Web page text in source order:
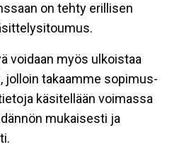
on tehty erillisen
voidaan myös ulkoistaa
jolloin takaamme sopimus-
käsitellään voimassa
mukaisesti ja